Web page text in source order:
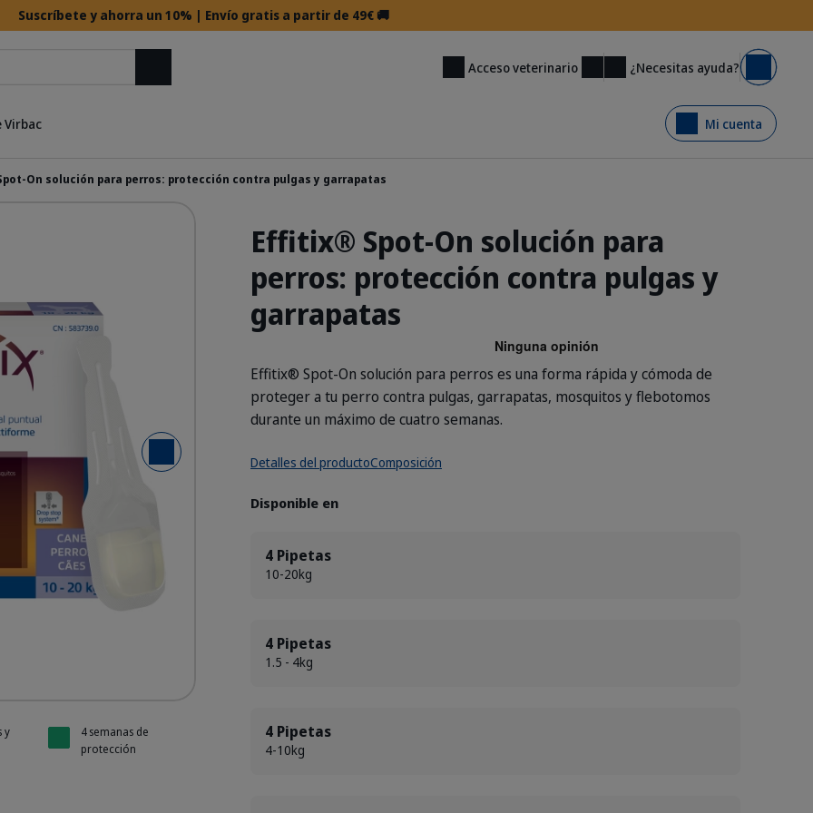
Suscríbete y ahorra un 10% | Envío gratis a partir de 49€ 🚚
Acceso veterinario ¿Necesitas ayuda? Carrito
Virbac Mi cuenta
On solución para perros: protección contra pulgas y garrapatas
Siguiente diapositiva
/ Perfikan
/ Perfikan
/ Perfikan
/ Perfikan
/ Perfikan
y
4 semanas de
protección
Effitix® Spot-On solución para
perros: protección contra pulgas y
garrapatas
Effitix® Spot-On solución para perros es una forma rápida y cómoda de
proteger a tu perro contra pulgas, garrapatas, mosquitos y flebotomos
durante un máximo de cuatro semanas.
Detalles del productoComposición
Disponible en
4 Pipetas
10-20kg
4 Pipetas
1.5 - 4kg
4 Pipetas
4-10kg